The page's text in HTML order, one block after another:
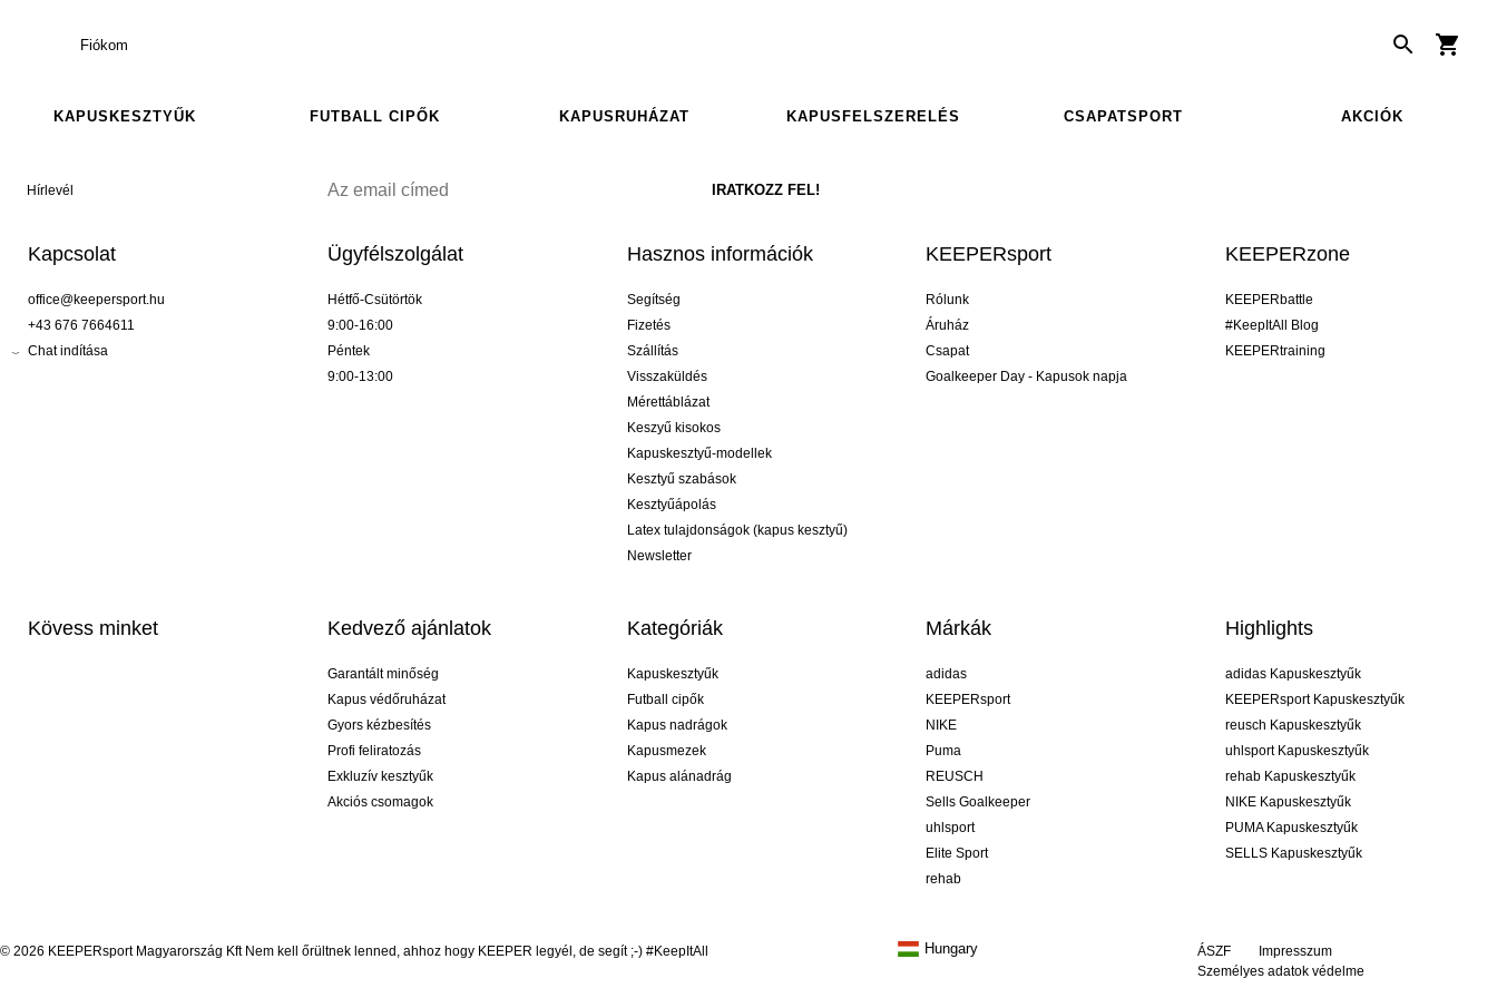
Fiókom
KAPUSKESZTYŰK FUTBALL CIPŐK KAPUSRUHÁZAT KAPUSFELSZERELÉS CSAPATSPORT AKCIÓK
Hírlevél
Kapcsolat
office@keepersport.hu
+43 676 7664611
Chat indítása
Ügyfélszolgálat
Hétfő-Csütörtök
9:00-16:00
Péntek
9:00-13:00
Hasznos információk
Segítség
Fizetés
Szállítás
Visszaküldés
Mérettáblázat
Keszyű kisokos
Kapuskesztyű-modellek
Kesztyű szabások
Kesztyűápolás
Latex tulajdonságok (kapus kesztyű)
Newsletter
KEEPERsport
Rólunk
Áruház
Csapat
Goalkeeper Day - Kapusok napja
KEEPERzone
KEEPERbattle
#KeepItAll Blog
KEEPERtraining
Kövess minket Kedvező ajánlatok
Garantált minőség
Kapus védőruházat
Gyors kézbesítés
Profi feliratozás
Exkluzív kesztyűk
Akciós csomagok
Kategóriák
Kapuskesztyűk
Futball cipők
Kapus nadrágok
Kapusmezek
Kapus alánadrág
Márkák
adidas
KEEPERsport
NIKE
Puma
REUSCH
Sells Goalkeeper
uhlsport
Elite Sport
rehab
Highlights
adidas Kapuskesztyűk
KEEPERsport Kapuskesztyűk
reusch Kapuskesztyűk
uhlsport Kapuskesztyűk
rehab Kapuskesztyűk
NIKE Kapuskesztyűk
PUMA Kapuskesztyűk
SELLS Kapuskesztyűk
© 2026 KEEPERsport Magyarország Kft Nem kell őrültnek lenned, ahhoz hogy KEEPER legyél, de segít ;-) #KeepItAll ÁSZF
Impresszum
Személyes adatok védelme
Hungary